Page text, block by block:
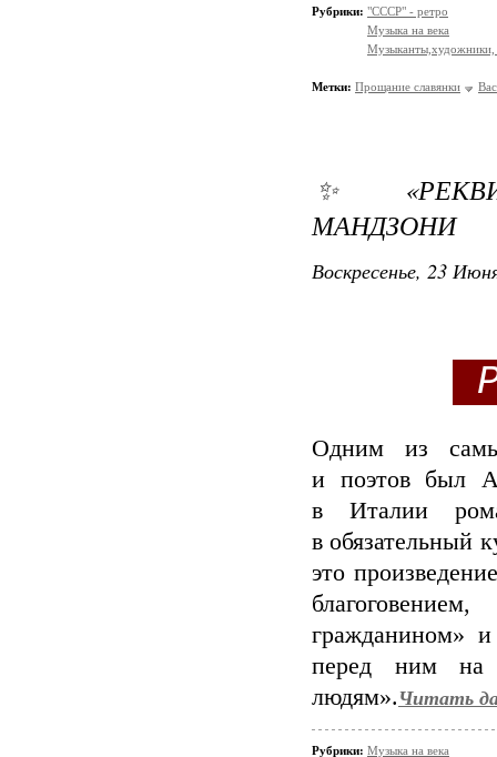
Рубрики: "СССР" - ретро
Музыка на века
Музыканты,художники,
Метки: Прощание славянки
✨
МАНДЗОНИ
Воскресенье, 23
Одним из
и поэтов был
в Италии
в обязательный
это
гражданином»
перед ним на
людям».Читать
Рубрики: Музыка на века